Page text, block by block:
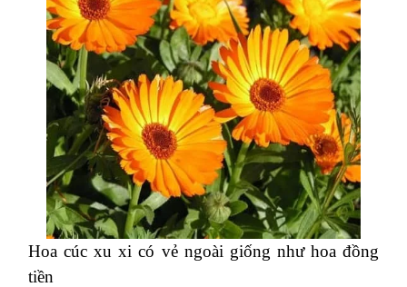
Hoa cúc xu xi có vẻ ngoài giống như hoa đồng
tiền